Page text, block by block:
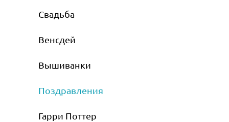
Свадьба
Венсдей
Вышиванки
Поздравления
Гарри Поттер